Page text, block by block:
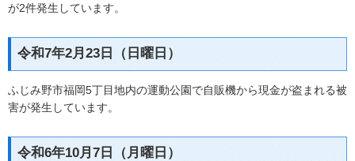
が2件発生しています。
令和7年2月23日（日曜日）
ふじみ野市福岡5丁目地内の運動公園で自販機から現金が盗まれる被
害が発生しています。
令和6年10月7日（月曜日）